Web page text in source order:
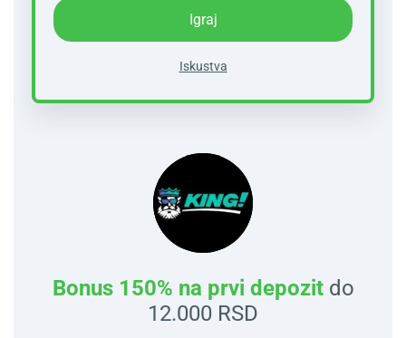
Bonus 150% na prvi depozitdo
12.000 RSD
Igraj
Iskustva